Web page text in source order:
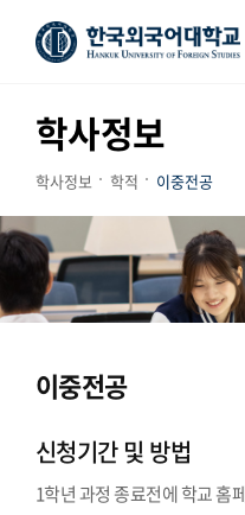
학사정보
학사정보 학적 이중전공
이중전공
신청기간 및 방법
1학년 과정 종료전에 학교 홈